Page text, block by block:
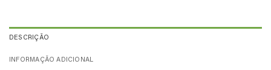
DESCRIÇÃO
INFORMAÇÃO ADICIONAL